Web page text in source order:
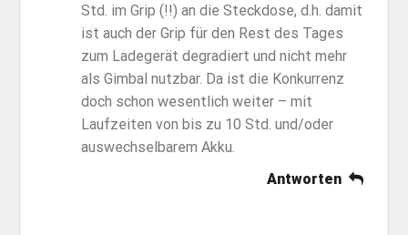
Std. im Grip (!!) an die Steckdose, d.h. damit
ist auch der Grip für den Rest des Tages
zum Ladegerät degradiert und nicht mehr
als Gimbal nutzbar. Da ist die Konkurrenz
doch schon wesentlich weiter – mit
Laufzeiten von bis zu 10 Std. und/oder
auswechselbarem Akku.
Antworten